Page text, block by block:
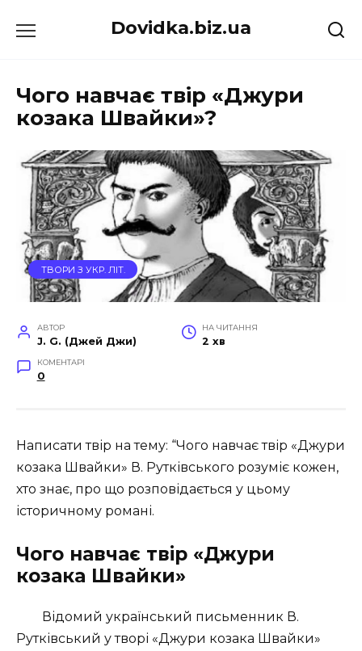
до
Dovidka.biz.ua
Чого навчає твір «Джури
козака Швайки»?
ТВОРИ З УКР. ЛІТ.
АВТОР
J. G. (Джей Джи)
НА ЧИТАННЯ
2 хв
КОМЕНТАРІ
0
Написати твір на тему: “Чого навчає твір «Джури
козака Швайки» В. Рутківського розуміє кожен,
хто знає, про що розповідається у цьому
історичному романі.
Чого навчає твір «Джури
козака Швайки»
Відомий український письменник В.
Рутківський у творі «Джури козака Швайки»